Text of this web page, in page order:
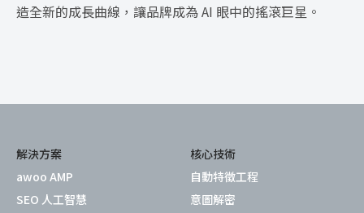
造全新的成長曲線，讓品牌成為 AI 眼中的搖滾巨星。
解決方案
awoo AMP
SEO 人工智慧
核心技術
自動特徵工程
意圖解密